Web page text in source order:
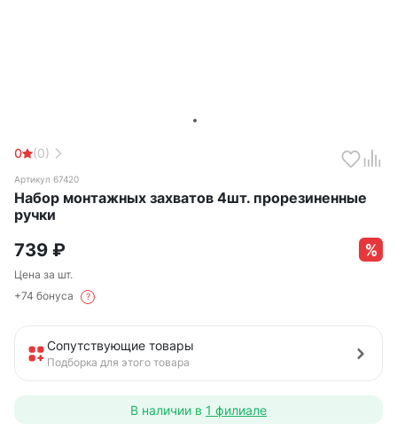
0 (0)
Артикул 67420
Набор монтажных захватов 4шт. прорезиненные
ручки
739 ₽
Цена за шт.
+74 бонуса
?
Сопутствующие товары
Подборка для этого товара
В наличии в 1 филиале